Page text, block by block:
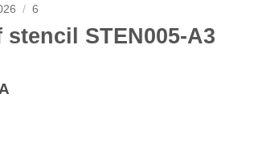
/ 6
stencil STEN005-A3